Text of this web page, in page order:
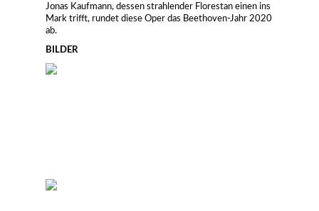
Jonas Kaufmann, dessen strahlender Florestan einen ins
Mark trifft, rundet diese Oper das Beethoven-Jahr 2020
ab.
BILDER